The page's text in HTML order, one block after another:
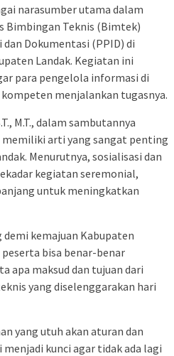
narasumber utama dalam
Bimbingan Teknis (Bimtek)
Dokumentasi (PPID) di
Landak. Kegiatan ini
para pengelola informasi di
menjalankan tugasnya.
M.T., dalam sambutannya
memiliki arti yang sangat penting
Menurutnya, sosialisasi dan
kegiatan seremonial,
untuk meningkatkan
kemajuan Kabupaten
peserta bisa benar-benar
apa maksud dan tujuan dari
yang diselenggarakan hari
yang utuh akan aturan dan
kunci agar tidak ada lagi